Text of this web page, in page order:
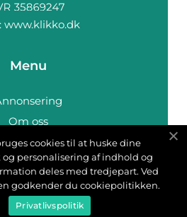
www.klikko.dk
Menu
Om oss
Cookies
oss
Sitemap
cookies til at huske dine
personalisering af indhold og
deles med tredjepart. Ved
godkender du cookiepolitikken.
Privatlivspolitik